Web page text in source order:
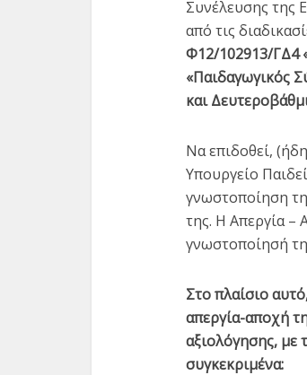
Συνέλευσης της
από τις
Φ12/102913/ΓΔ4
«Παιδαγωγικός
και
Να επιδοθεί,
Υπουργείο
γνωστοποίηση
της. Η Απεργία –
γνωστοποίησή
Στο πλαίσιο
απεργία-αποχή
αξιολόγησης, με
συγκεκριμένα:
αποφάσεις του
Πρωτοβάθμιου...
2 min read